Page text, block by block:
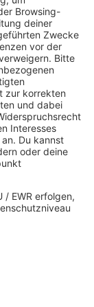
Folge 133
INFO
Folge 132
INFO
INFO